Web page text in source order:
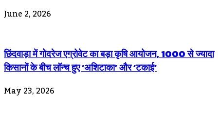
June 2, 2026
छिंदवाड़ा में गोदरेज एग्रोवेट का बड़ा कृषि आयोजन, 1000 से ज्यादा
किसानों के बीच लॉन्च हुए ‘अशिटाका’ और ‘टकाई’
May 23, 2026